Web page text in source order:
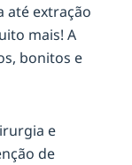
até extração
mais! A
bonitos e
e
de